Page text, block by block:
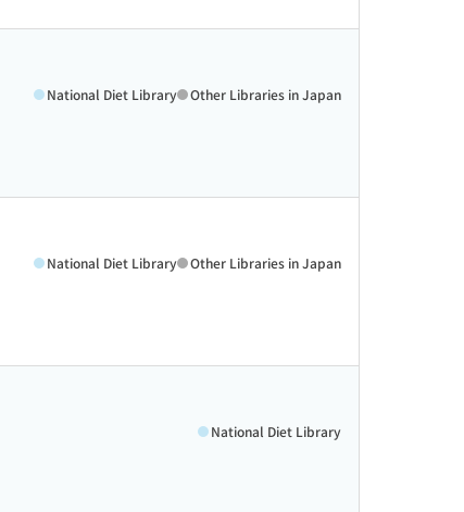
National Diet Library Other Libraries in Japan
National Diet Library Other Libraries in Japan
National Diet Library